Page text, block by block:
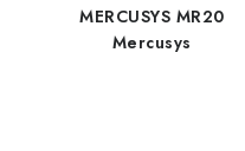
MERCUSYS MR20
Mercusys